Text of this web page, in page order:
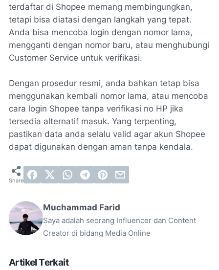
terdaftar di Shopee memang membingungkan,
tetapi bisa diatasi dengan langkah yang tepat.
Anda bisa mencoba login dengan nomor lama,
mengganti dengan nomor baru, atau menghubungi
Customer Service untuk verifikasi.
Dengan prosedur resmi, anda bahkan tetap bisa
menggunakan kembali nomor lama, atau mencoba
cara login Shopee tanpa verifikasi no HP jika
tersedia alternatif masuk. Yang terpenting,
pastikan data anda selalu valid agar akun Shopee
dapat digunakan dengan aman tanpa kendala.
Muchammad Farid
Saya adalah seorang Influencer dan Content
Creator di bidang Media Online
Artikel Terkait